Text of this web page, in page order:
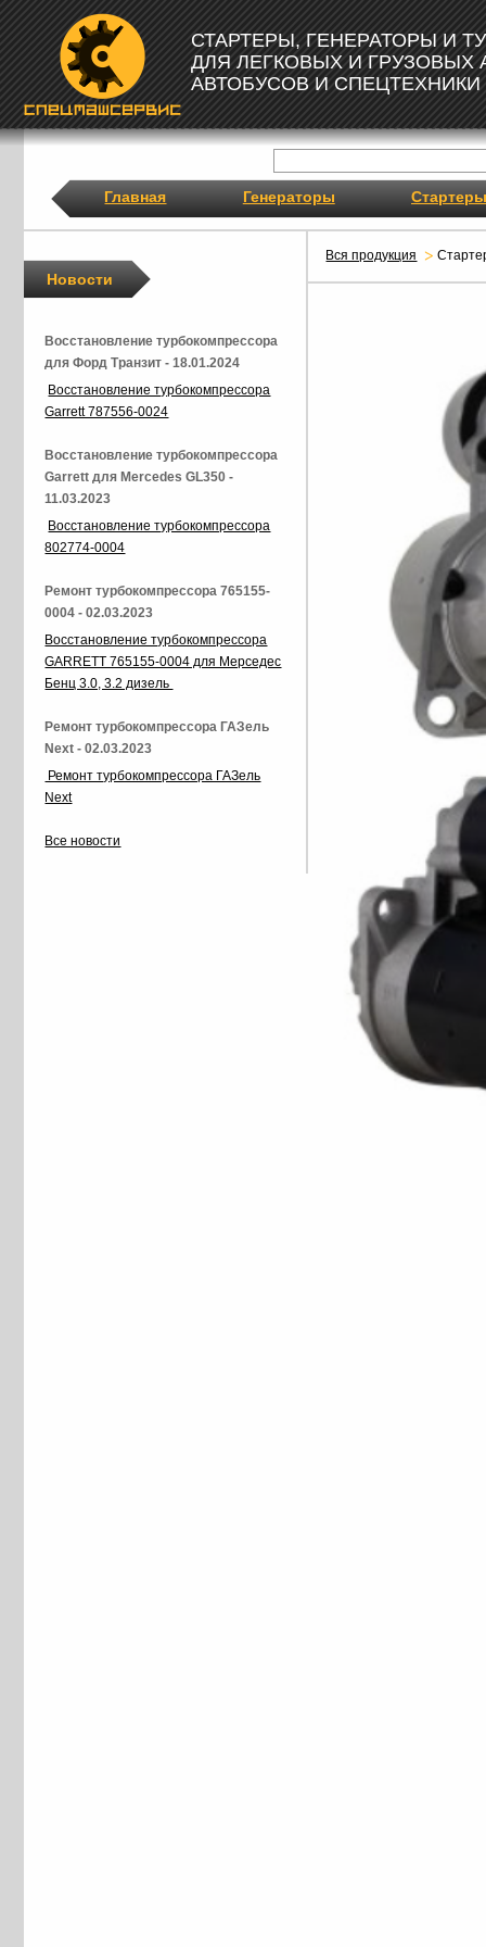
СТАРТЕРЫ, ГЕНЕРАТОРЫ И
ДЛЯ ЛЕГКОВЫХ И ГРУЗОВЫХ
АВТОБУСОВ И СПЕЦТЕХНИКИ
Главная Генераторы Стартеры
Вся продукция
Новости
Восстановление турбокомпрессора
для Форд Транзит - 18.01.2024
Восстановление турбокомпрессора
Garrett 787556-0024
Восстановление турбокомпрессора
Garrett для Mercedes GL350 -
11.03.2023
Восстановление турбокомпрессора
802774-0004
Ремонт турбокомпрессора 765155-
0004 - 02.03.2023
Восстановление турбокомпрессора
GARRETT 765155-0004 для Мерседес
Бенц 3.0, 3.2 дизель
Ремонт турбокомпрессора ГАЗель
Next - 02.03.2023
Ремонт турбокомпрессора ГАЗель
Next
Все новости